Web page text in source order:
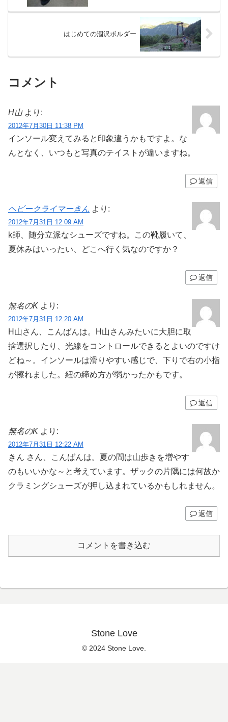
はじめての涸沢ボルダー
コメント
H山 より:
2012年7月30日 11:38 PM
インソール変えてみると印象違うかもですよ。な
んとなく、いつもと写真のテイストが違いますね。
返信
ヘビークライマーきん より:
2012年7月31日 12:09 AM
k師、随分立派なシューズですね。この靴履いて、
夏休みはいったい、どこへ行く気なのですか？
返信
無名のK より:
2012年7月31日 12:20 AM
H山さん、こんばんは。H山さんみたいに大胆に取
捨選択したり、光線をコントロールできるとよいのですけ
どね～。インソールは滑りやすい感じで、下りで右の小指
が擦れました。紐の締め方が弱かったかもです。
返信
無名のK より:
2012年7月31日 12:22 AM
きん さん、こんばんは。夏の間は山歩きを増やす
のもいいかな～と考えています。ザックの片隅には何故か
クラミングシューズが押し込まれているかもしれません。
返信
コメントを書き込む
Stone Love
© 2024 Stone Love.